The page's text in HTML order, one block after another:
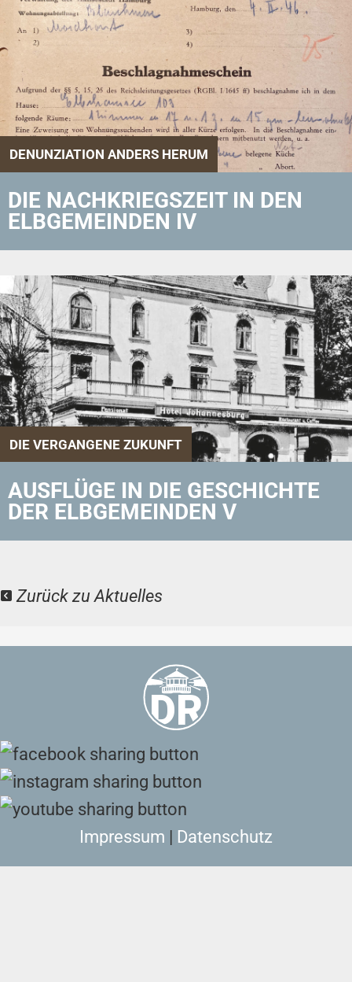
DENUNZIATION ANDERS HERUM
DIE NACHKRIEGSZEIT IN DEN
ELBGEMEINDEN IV
DIE VERGANGENE ZUKUNFT
AUSFLÜGE IN DIE GESCHICHTE
DER ELBGEMEINDEN V
Zurück zu Aktuelles
Impressum | Datenschutz